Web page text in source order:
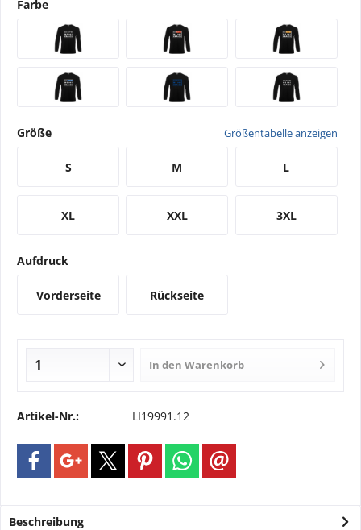
Farbe
Größe Größentabelle anzeigen
S M L
XL XXL 3XL
Aufdruck
Vorderseite Rückseite
In den Warenkorb
Artikel-Nr.: LI19991.12
Beschreibung